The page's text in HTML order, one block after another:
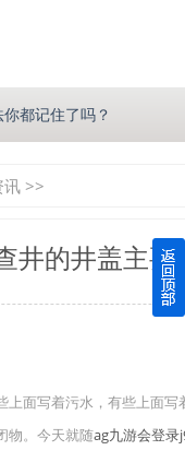
都记住了吗？
璃钢化粪池的这几点原因
识你都记住了吗？
这些难题
讯 >>
井的井盖主要
面写着污水，有些上面
物。今天就随ag九游会登录